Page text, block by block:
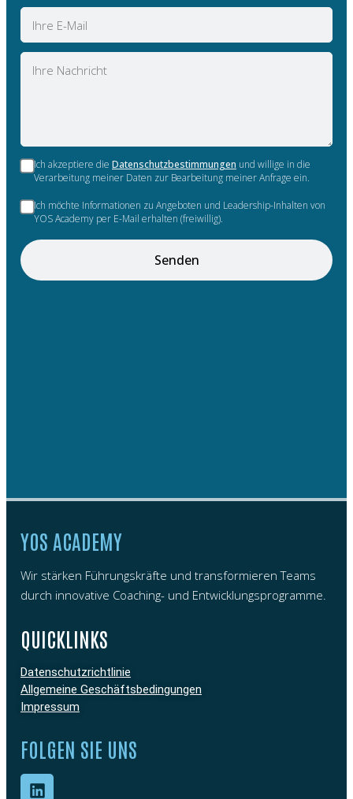
E-
Mail
Nachricht
Ich akzeptiere die Datenschutzbestimmungen und willige in die
Verarbeitung meiner Daten zur Bearbeitung meiner Anfrage ein.
Ich möchte Informationen zu Angeboten und Leadership-Inhalten von
YOS Academy per E-Mail erhalten (freiwillig).
Senden
YOS ACADEMY
Wir stärken Führungskräfte und transformieren Teams
durch innovative Coaching- und Entwicklungsprogramme.
QUICKLINKS
Datenschutzrichtlinie
Allgemeine Geschäftsbedingungen
Impressum
FOLGEN SIE UNS